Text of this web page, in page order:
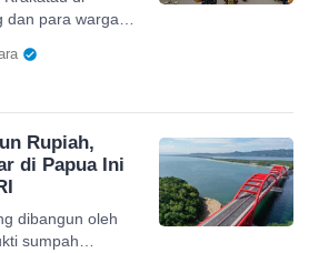
dan para warga
selama
rekor muri
Rupiah,
di Papua Ini
dibangun oleh
sumpah